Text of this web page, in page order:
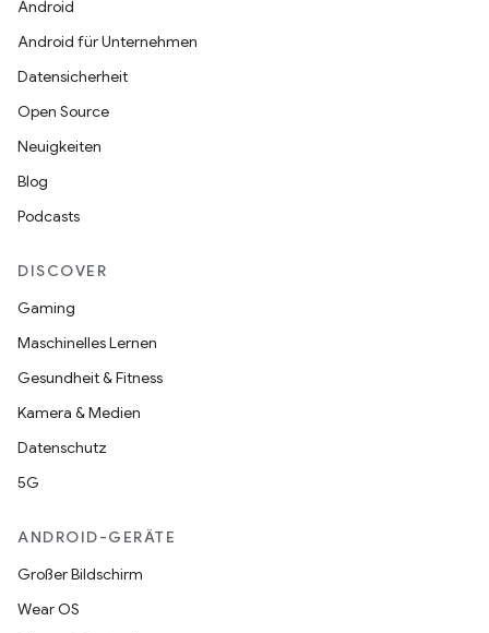
Android
Android für Unternehmen
Datensicherheit
Open Source
Neuigkeiten
Blog
Podcasts
DISCOVER
Gaming
Maschinelles Lernen
Gesundheit & Fitness
Kamera & Medien
Datenschutz
5G
ANDROID-GERÄTE
Großer Bildschirm
Wear OS